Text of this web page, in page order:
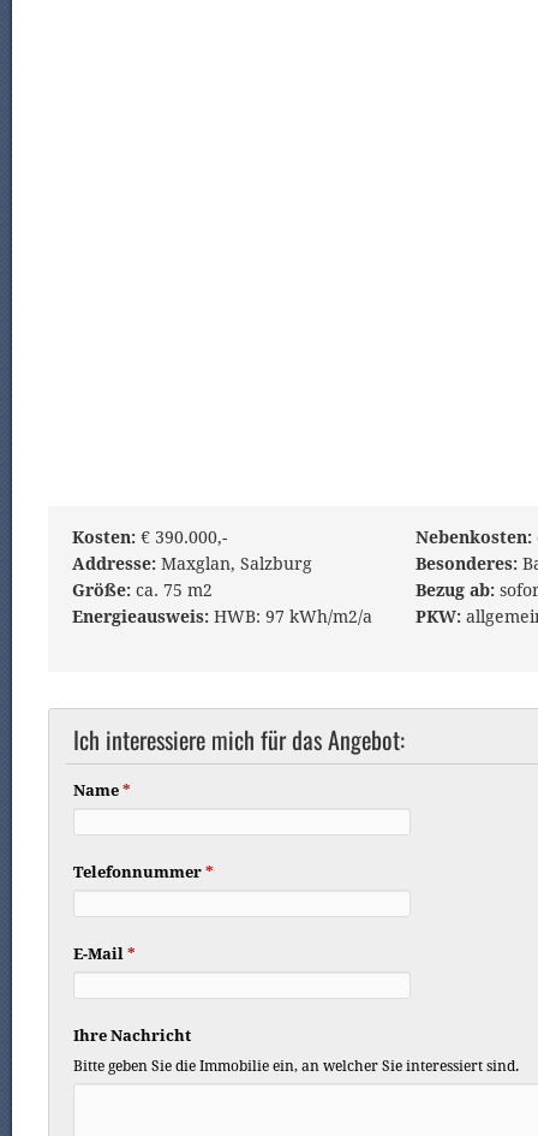
Kosten: € 390.000,-
Addresse: Maxglan, Salzburg
Größe: ca. 75 m2
Energieausweis: HWB: 97 kWh/m2/a
Nebenkosten:
Besonderes:
Bezug ab:
PKW:
Ich interessiere mich für das Angebot:
Name *
Telefonnummer *
E-Mail *
Ihre Nachricht
Bitte geben Sie die Immobilie ein, an welcher Sie interessiert sind.